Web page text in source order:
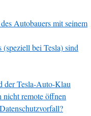
Autobauers mit seinem
(speziell bei Tesla) sind
der Tesla-Auto-Klau
nicht remote öffnen